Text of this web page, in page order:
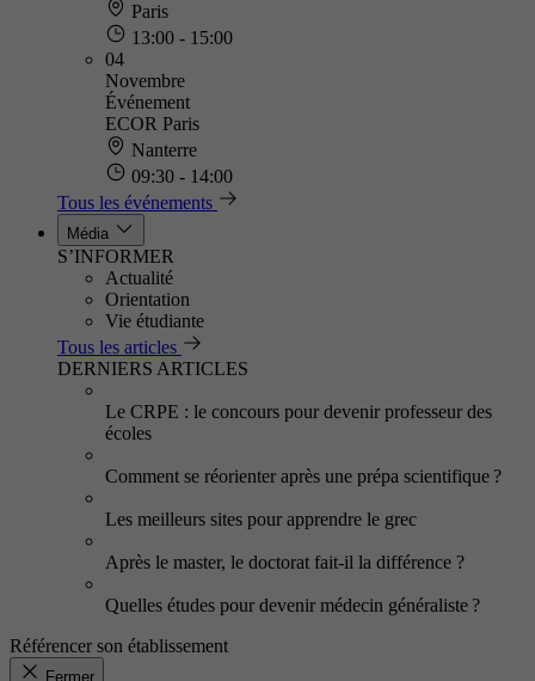
Paris
13:00 - 15:00
04
Novembre
Événement
ECOR Paris
Nanterre
09:30 - 14:00
Tous les événements
Média
S’INFORMER
Actualité
Orientation
Vie étudiante
Tous les articles
DERNIERS ARTICLES
Le CRPE : le concours pour devenir professeur des
écoles
Comment se réorienter après une prépa scientifique ?
Les meilleurs sites pour apprendre le grec
Après le master, le doctorat fait-il la différence ?
Quelles études pour devenir médecin généraliste ?
Référencer son établissement
Fermer